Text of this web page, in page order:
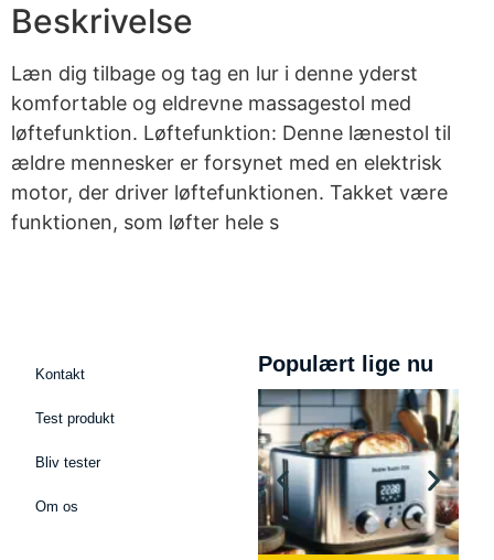
Beskrivelse
Læn dig tilbage og tag en lur i denne yderst
komfortable og eldrevne massagestol med
løftefunktion. Løftefunktion: Denne lænestol til
ældre mennesker er forsynet med en elektrisk
motor, der driver løftefunktionen. Takket være
funktionen, som løfter hele s
Kontakt
Test produkt
Bliv tester
Om os
Populært lige nu